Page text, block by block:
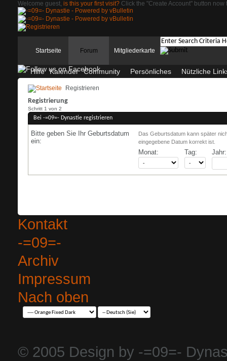
Welcome guest, is this your first visit? Click the "Create Account" button now
Startseite Forum
Hilfe Kalender Community Persönliches Nützliche
Mitgliederkarte
Registrieren
Registrierung
Schritt 1 von 2
Bei -=09=- Dynastie registrieren
Bitte geben Sie Ihr Geburtsdatum
ein:
Das Geburtsdatum kann später
eingegebene Datum korrekt ist.
Monat: Tag: Jahr:
Kontakt
-=09=-
Archiv
Impressum
Nach oben
© 2005 Design by -=09=-